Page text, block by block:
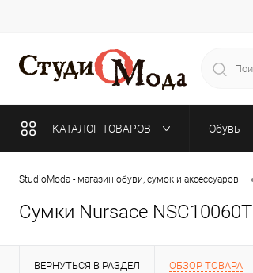
КАТАЛОГ ТОВАРОВ Обувь
StudioModa - магазин обуви, сумок и аксессуаров
Сумки Nursace
ВЕРНУТЬСЯ В РАЗДЕЛ ОБЗОР ТОВАРА